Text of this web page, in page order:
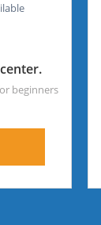
beginners